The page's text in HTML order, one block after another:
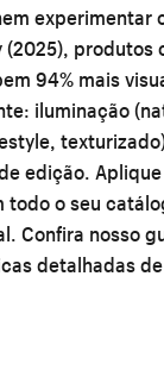
experimentar
(2025), produtos
94% mais
iluminação
edição.
o seu
Confira nosso
detalhadas